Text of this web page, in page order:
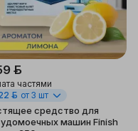
ƃ
частями
ƃ от 3 шт
средство для
машин Finish